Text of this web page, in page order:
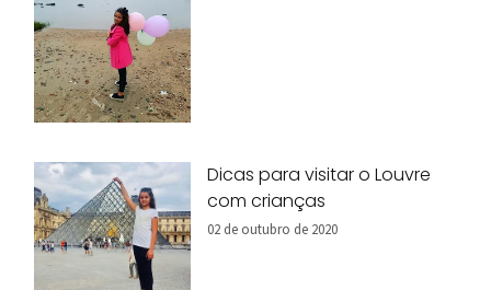
Dicas para visitar o Louvre
com crianças
02 de outubro de 2020